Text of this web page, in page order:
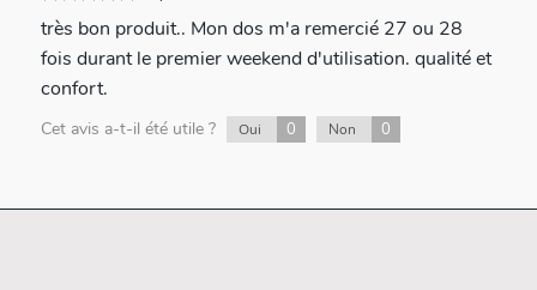
très bon produit.. Mon dos m'a remercié 27 ou 28
fois durant le premier weekend d'utilisation. qualité et
confort.
Cet avis a-t-il été utile ? Oui 0 Non 0